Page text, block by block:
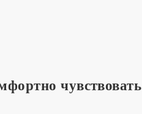
чувствовать